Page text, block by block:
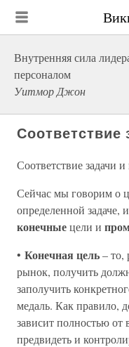
Внутренняя сила
персоналом
Уитмор Джон
Соответствие
Соответствие задачи и
Сейчас мы говорим о
определенной задаче,
конечныецели и
• Конечная цель– то,
рынок, получить
заполучить
медаль. Как правило,
зависит полностью
предвидеть и